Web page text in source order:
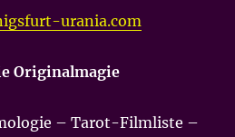
urania.com
Originalmagie
– Tarot-Filmliste –